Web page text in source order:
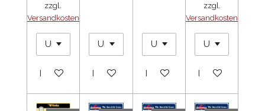
zzgl.
Versandkosten
In den WarenkorbIn den WarenkorbIn den Warenkorb
zzgl.
Versandkosten
In den